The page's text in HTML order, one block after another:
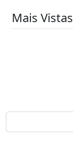
Mais Vistas